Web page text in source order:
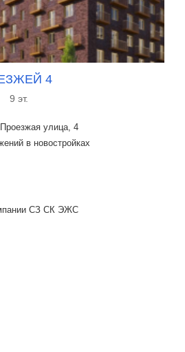
4
9 эт.
улица, 4
в новостройках